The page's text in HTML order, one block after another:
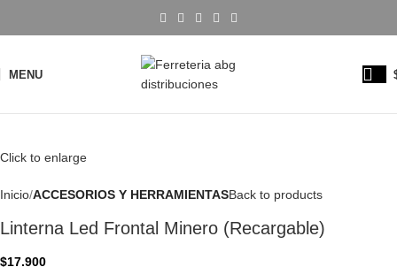
MENU
Click to enlarge
Inicio ACCESORIOS Y HERRAMIENTASBack to products
Linterna Led Frontal Minero (Recargable)
$17.900